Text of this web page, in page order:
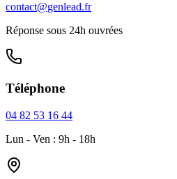
contact@genlead.fr
Réponse sous 24h ouvrées
Téléphone
04 82 53 16 44
Lun - Ven : 9h - 18h